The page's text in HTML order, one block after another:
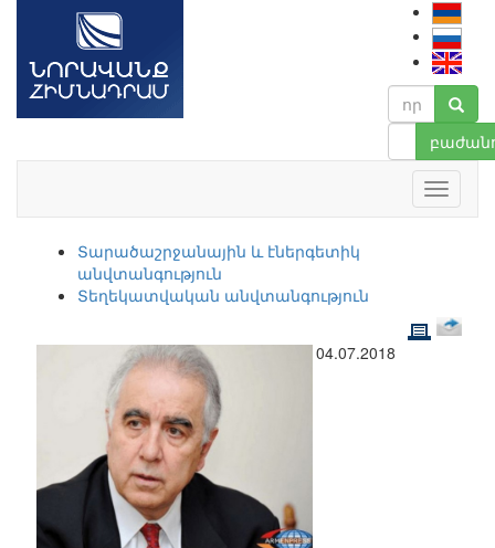
Տարածաշրջանային և էներգետիկ
անվտանգություն
Տեղեկատվական անվտանգություն
04.07.2018